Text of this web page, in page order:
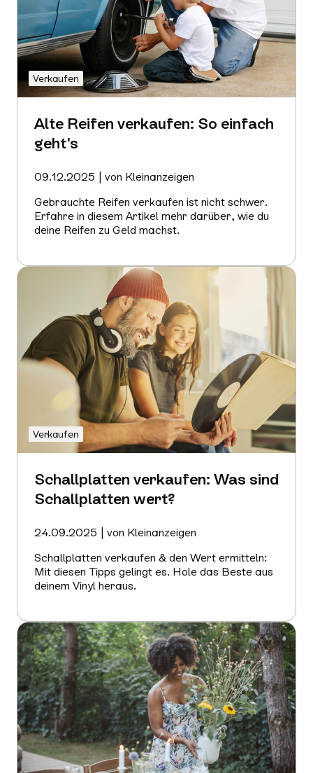
Alte Reifen verkaufen: So einfach
geht's
09.12.2025 | von Kleinanzeigen
Gebrauchte Reifen verkaufen ist nicht schwer.
Erfahre in diesem Artikel mehr darüber, wie du
deine Reifen zu Geld machst.
erfahren
Verkaufen
Schallplatten verkaufen: Was sind
Schallplatten wert?
24.09.2025 | von Kleinanzeigen
Schallplatten verkaufen & den Wert ermitteln:
Mit diesen Tipps gelingt es. Hole das Beste aus
deinem Vinyl heraus.
erfahren
Verkaufen